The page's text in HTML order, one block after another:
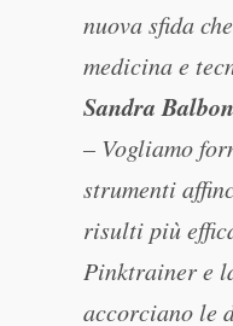
nuova sfida
medicina e
Sandra
– Vogliamo
strumenti
risulti più
Pinktrainer e
accorciano le